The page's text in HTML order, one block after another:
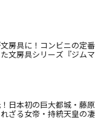
房具に！コンビニの定番
文房具シリーズ『ジムマ
日本初の巨大都城・藤原
ざる女帝・持統天皇の凄